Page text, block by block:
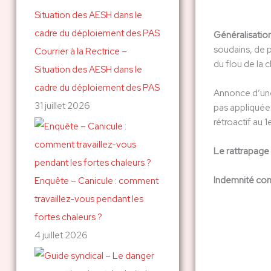
c
h
e
r
:
Courrier à la Rectrice –
Situation des AESH dans le
cadre du déploiement des PAS
31 juillet 2026
Enquête – Canicule : comment
travaillez-vous pendant les
fortes chaleurs ?
4 juillet 2026
soudains, de
du flou de la
Annonce
pas
rétroactif au
Le rattrapage
Indemnité